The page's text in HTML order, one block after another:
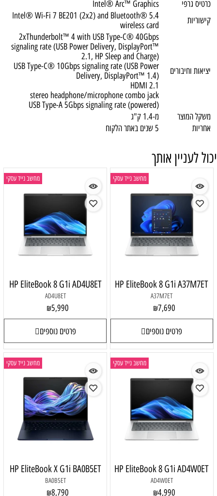
כרטיס גרפי
Intel® Arc™ Graphics
קישוריות
Intel® Wi-Fi 7 BE201 (2x2) and Bluetooth® 5.4
wireless card
יציאות וחיבורים
2xThunderbolt™ 4 with USB Type-C® 40Gbps
signaling rate (USB Power Delivery, DisplayPort™
2.1, HP Sleep and Charge)
USB Type-C® 10Gbps signaling rate (USB Power
Delivery, DisplayPort™ 1.4)
HDMI 2.1
stereo headphone/microphone combo jack
USB Type-A 5Gbps signaling rate (powered)
משקל המוצר
מ-1.4 ק"ג
אחריות
5 שנים באתר הלקוח
יכול לעניין אותך
מחשב נייד עסקי
HP EliteBook 8 G1i A37M7ET
A37M7ET
₪7,690
פרטים נוספים
מחשב נייד עסקי
HP EliteBook 8 G1i AD4U8ET
AD4U8ET
₪5,990
פרטים נוספים
מחשב נייד עסקי
HP EliteBook 8 G1i AD4W0ET
AD4W0ET
₪4,990
מחשב נייד עסקי
HP EliteBook X G1i BA0B5ET
BA0B5ET
₪8,790